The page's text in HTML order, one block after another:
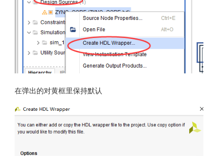
在弹出的对黄框里保持默认